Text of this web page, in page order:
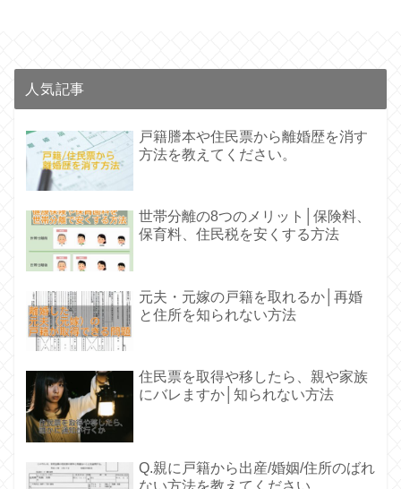
人気記事
戸籍謄本や住民票から離婚歴を消す
方法を教えてください。
世帯分離の8つのメリット│保険料、
保育料、住民税を安くする方法
元夫・元嫁の戸籍を取れるか│再婚
と住所を知られない方法
住民票を取得や移したら、親や家族
にバレますか│知られない方法
Q.親に戸籍から出産/婚姻/住所のばれ